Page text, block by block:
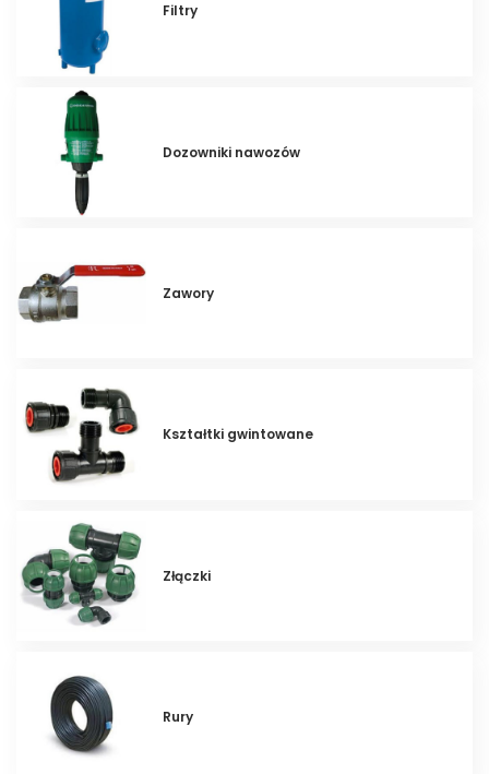
Filtry
Dozowniki nawozów
Zawory
Kształtki gwintowane
Złączki
Rury